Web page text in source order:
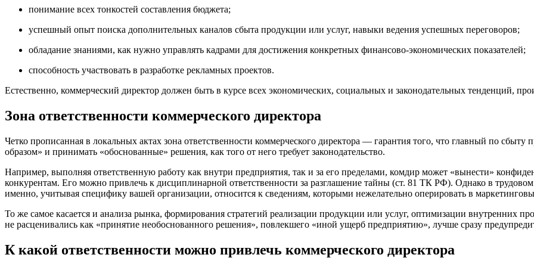
понимание всех тонкостей составления бюджета;
успешный опыт поиска дополнительных каналов сбыта продукции или услуг, навыки ведения успешных переговоров;
обладание знаниями, как нужно управлять кадрами для достижения конкретных финансово-экономических показателей;
способность участвовать в разработке рекламных проектов.
Естественно, коммерческий директор должен быть в курсе всех экономических, социальных и законодательных тенденций,
Зона ответственности коммерческого директора
Четко прописанная в локальных актах зона ответственности коммерческого директора — гарантия того, что главный по
образом» и принимать «обоснованные» решения, как того от него требует законодательство.
Например, выполняя ответственную работу как внутри предприятия, так и за его пределами, комдир может «вынести»
конкурентам. Его можно привлечь к дисциплинарной ответственности за разглашение тайны (ст. 81 ТК РФ). Однако в
именно, учитывая специфику вашей организации, относится к сведениям, которыми нежелательно оперировать в
То же самое касается и анализа рынка, формирования стратегий реализации продукции или услуг, оптимизации внутренних
не расценивались как «принятие необоснованного решения», повлекшего «иной ущерб предприятию», лучше сразу
К какой ответственности можно привлечь коммерческого директора